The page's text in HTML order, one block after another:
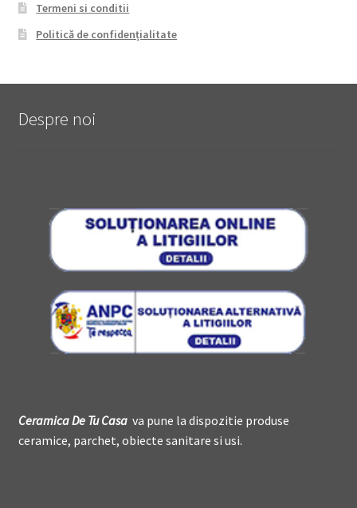
Termeni si conditii
Politică de confidențialitate
Despre noi
Ceramica DeTu Casava pune la dispozitie produse
ceramice, parchet, obiecte sanitare si usi.